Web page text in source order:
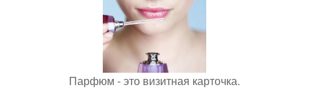
Парфюм - это визитная карточка.